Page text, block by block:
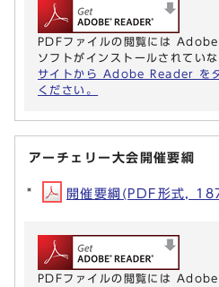
PDFファイルの閲覧には
ソフトがインストールされていな
サイトから Adobe Reader を
ください。
アーチェリー大会開催要綱
開催要綱(PDF形式,
PDFファイルの閲覧には